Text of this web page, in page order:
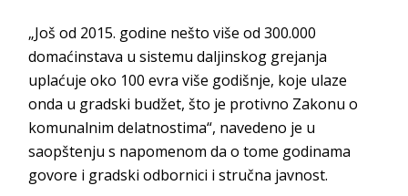
„Još od 2015. godine nešto više od 300.000
domaćinstava u sistemu daljinskog grejanja
uplaćuje oko 100 evra više godišnje, koje ulaze
onda u gradski budžet, što je protivno Zakonu o
komunalnim delatnostima“, navedeno je u
saopštenju s napomenom da o tome godinama
govore i gradski odbornici i stručna javnost.